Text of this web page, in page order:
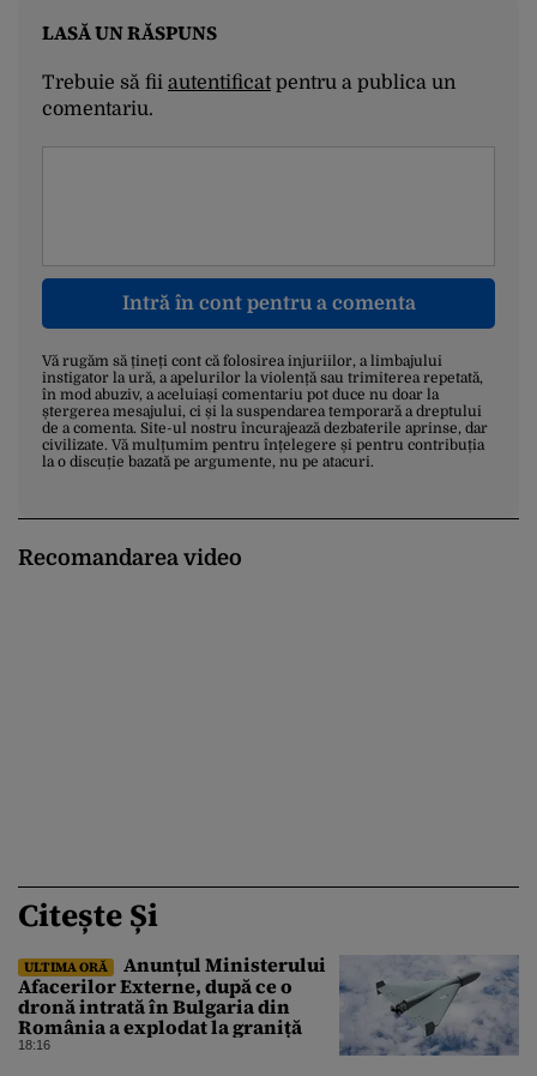
LASĂ UN RĂSPUNS
Trebuie să fii autentificatpentru a publica un
comentariu.
Intră în cont pentru a comenta
Vă rugăm să țineți cont că folosirea injuriilor, a limbajului
instigator la ură, a apelurilor la violență sau trimiterea repetată,
în mod abuziv, a aceluiași comentariu pot duce nu doar la
ștergerea mesajului, ci și la suspendarea temporară a dreptului
de a comenta. Site-ul nostru încurajează dezbaterile aprinse, dar
civilizate. Vă mulțumim pentru înțelegere și pentru contribuția
la o discuție bazată pe argumente, nu pe atacuri.
Recomandarea video
Citește Și
ULTIMA ORĂ
Anunțul Ministerului
Afacerilor Externe, după ce o
dronă intrată în Bulgaria din
România a explodat la graniță
18:16